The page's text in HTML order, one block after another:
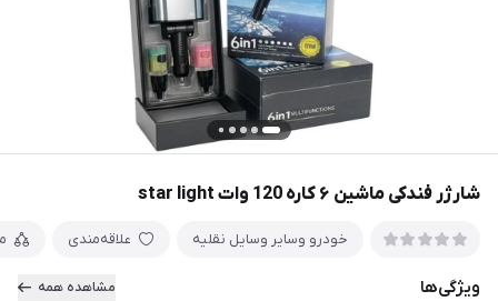
شارژر فندکی ماشین ۶ کاره 120 وات star light
خودرو وسایر وسایل نقلیه علاقه‌مندی
ویژگی‌ها مشاهده همه